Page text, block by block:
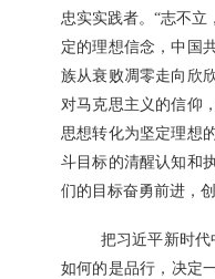
忠实实践者。“志不立
定的理想信念，中国
族从衰败凋零走向欣
对马克思主义的信仰
思想转化为坚定理想
斗目标的清醒认知和
们的目标奋勇前进，
把习近平新时代
如何的是品行，决定